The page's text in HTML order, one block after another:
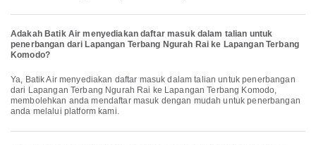
Adakah Batik Air menyediakan daftar masuk dalam talian untuk
penerbangan dari Lapangan Terbang Ngurah Rai ke Lapangan Terbang
Komodo?
Ya, Batik Air menyediakan daftar masuk dalam talian untuk penerbangan
dari Lapangan Terbang Ngurah Rai ke Lapangan Terbang Komodo,
membolehkan anda mendaftar masuk dengan mudah untuk penerbangan
anda melalui platform kami.